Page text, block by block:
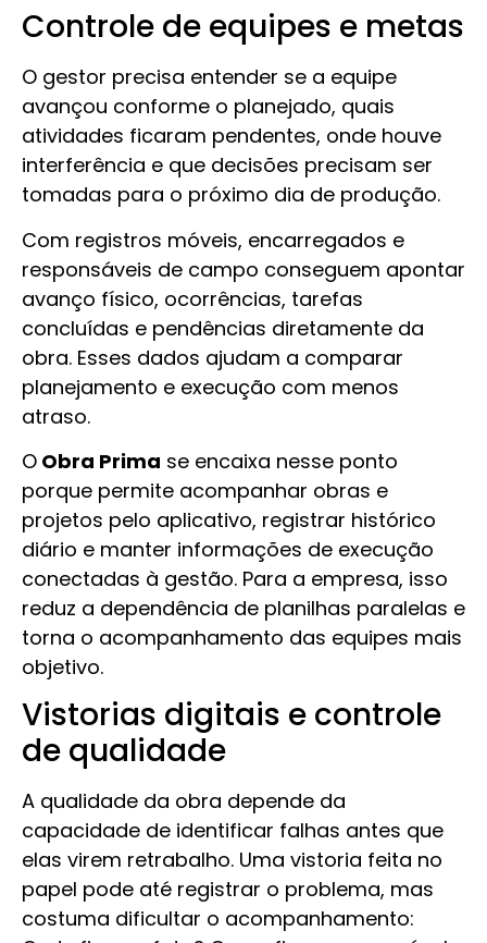
Controle de equipes e metas
O gestor precisa entender se a equipe
avançou conforme o planejado, quais
atividades ficaram pendentes, onde houve
interferência e que decisões precisam ser
tomadas para o próximo dia de produção.
Com registros móveis, encarregados e
responsáveis de campo conseguem apontar
avanço físico, ocorrências, tarefas
concluídas e pendências diretamente da
obra. Esses dados ajudam a comparar
planejamento e execução com menos
atraso.
O Obra Prima se encaixa nesse ponto
porque permite acompanhar obras e
projetos pelo aplicativo, registrar histórico
diário e manter informações de execução
conectadas à gestão. Para a empresa, isso
reduz a dependência de planilhas paralelas e
torna o acompanhamento das equipes mais
objetivo.
Vistorias digitais e controle
de qualidade
A qualidade da obra depende da
capacidade de identificar falhas antes que
elas virem retrabalho. Uma vistoria feita no
papel pode até registrar o problema, mas
costuma dificultar o acompanhamento: